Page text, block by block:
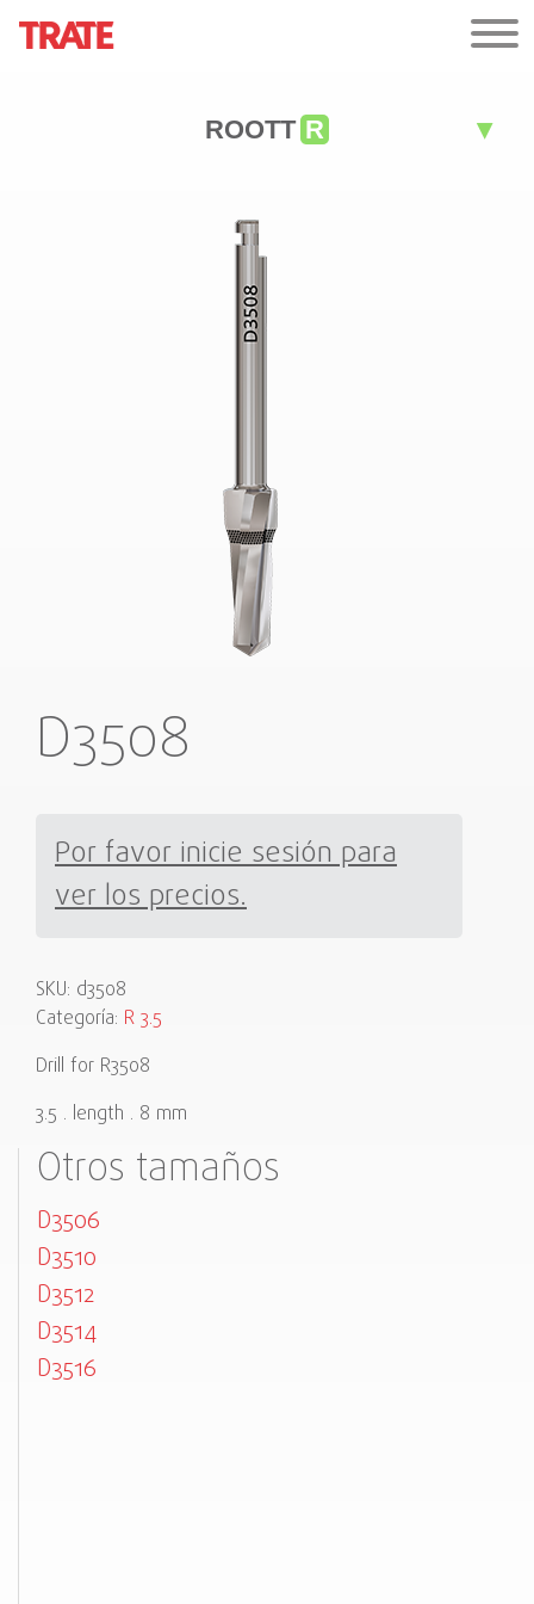
ROOTT R
D3508
Por favor inicie sesión para
ver los precios.
SKU: d3508
Categoría: R 3.5
Drill for R3508
3.5 . length . 8 mm
Otros tamaños
D3506
D3510
D3512
D3514
D3516